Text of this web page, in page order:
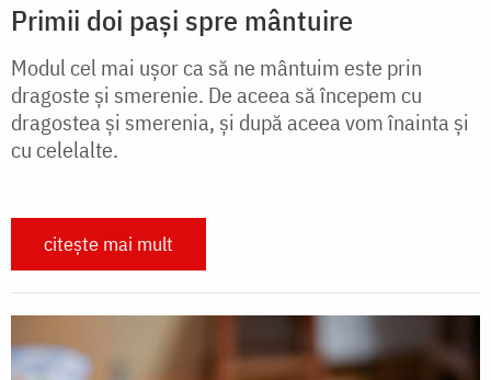
Primii doi pași spre mântuire
Modul cel mai ușor ca să ne mântuim este prin
dragoste și smerenie. De aceea să începem cu
dragostea și smerenia, și după aceea vom înainta și
cu celelalte.
citește mai mult